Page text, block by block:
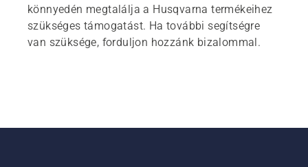
könnyedén megtalálja a Husqvarna termékeihez
szükséges támogatást. Ha további segítségre
van szüksége, forduljon hozzánk bizalommal.